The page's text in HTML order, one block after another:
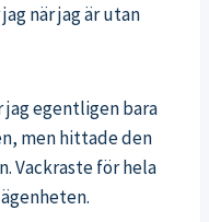
när jag är utan
jag egentligen bara
men hittade den
Vackraste för hela